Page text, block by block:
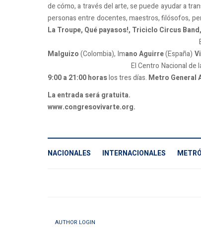
de cómo, a través del arte, se puede ayudar
personas entre docentes, maestros, filósofos,
La Troupe, Qué payasos!, Triciclo Circus
En tanto, en la cultura
Malguizo(Colombia), Imano Aguirre(España)
El Centro Nacional de las Artes
9:00 a 21:00 horaslos tres días. Metro General
La entrada será gratuita.
www.congresovivarte.org.
NACIONALES INTERNACIONALES
AUTHOR LOGIN